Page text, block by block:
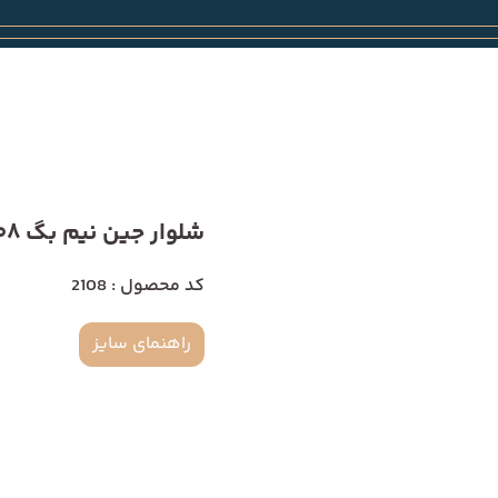
شلوار جین نیم بگ 2108
کد محصول : 2108
راهنمای سایز